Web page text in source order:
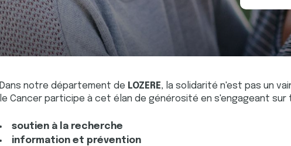
Dans notre département de LOZERE, la solidarité n'est pas un
le Cancer participe à cet élan de générosité en s'engageant
soutien à la recherche
information et prévention